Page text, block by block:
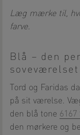
Læg mærke til,
farve.
Blå – den
soveværelset
Tord og Faridas
på sit værelse.
den blå tone
den mørkere og